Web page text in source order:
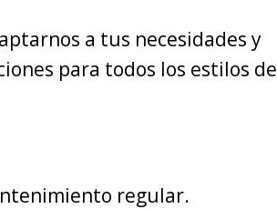
a tus necesidades y
para todos los estilos de
regular.